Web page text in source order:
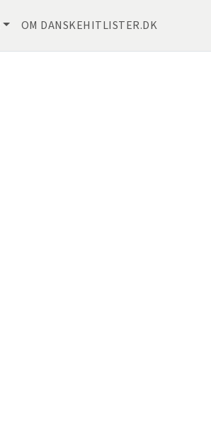
OM DANSKEHITLISTER.DK